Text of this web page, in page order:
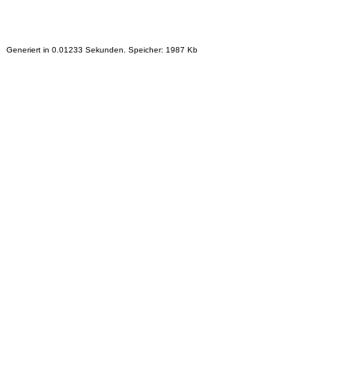
Generiert in 0.01233 Sekunden. Speicher: 1987 Kb